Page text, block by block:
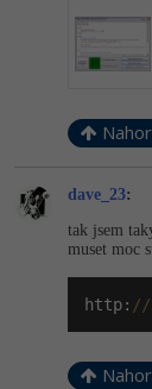
dave_23:
tak jsem
muset moc
http: //